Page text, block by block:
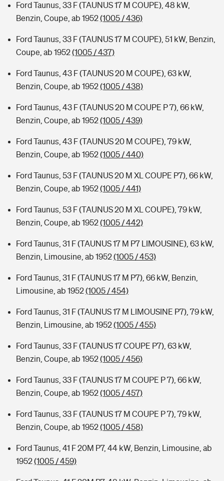
Ford Taunus, 33 F (TAUNUS 17 M COUPE), 48 kW,
Benzin, Coupe, ab 1952(1005 / 436)
Ford Taunus, 33 F (TAUNUS 17 M COUPE), 51 kW, Benzin,
Coupe, ab 1952(1005 / 437)
Ford Taunus, 43 F (TAUNUS 20 M COUPE), 63 kW,
Benzin, Coupe, ab 1952(1005 / 438)
Ford Taunus, 43 F (TAUNUS 20 M COUPE P 7), 66 kW,
Benzin, Coupe, ab 1952(1005 / 439)
Ford Taunus, 43 F (TAUNUS 20 M COUPE), 79 kW,
Benzin, Coupe, ab 1952(1005 / 440)
Ford Taunus, 53 F (TAUNUS 20 M XL COUPE P7), 66 kW,
Benzin, Coupe, ab 1952(1005 / 441)
Ford Taunus, 53 F (TAUNUS 20 M XL COUPE), 79 kW,
Benzin, Coupe, ab 1952(1005 / 442)
Ford Taunus, 31 F (TAUNUS 17 M P7 LIMOUSINE), 63 kW,
Benzin, Limousine, ab 1952(1005 / 453)
Ford Taunus, 31 F (TAUNUS 17 M P7), 66 kW, Benzin,
Limousine, ab 1952(1005 / 454)
Ford Taunus, 31 F (TAUNUS 17 M LIMOUSINE P7), 79 kW,
Benzin, Limousine, ab 1952(1005 / 455)
Ford Taunus, 33 F (TAUNUS 17 COUPE P7), 63 kW,
Benzin, Coupe, ab 1952(1005 / 456)
Ford Taunus, 33 F (TAUNUS 17 M COUPE P 7), 66 kW,
Benzin, Coupe, ab 1952(1005 / 457)
Ford Taunus, 33 F (TAUNUS 17 M COUPE P 7), 79 kW,
Benzin, Coupe, ab 1952(1005 / 458)
Ford Taunus, 41 F 20M P7, 44 kW, Benzin, Limousine, ab
1952(1005 / 459)